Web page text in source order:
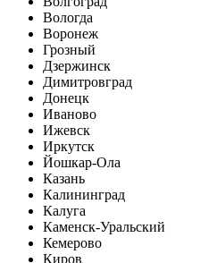
Вологда
Воронеж
Грозный
Дзержинск
Димитровград
Донецк
Иваново
Ижевск
Иркутск
Йошкар-Ола
Казань
Калининград
Калуга
Каменск-Уральский
Кемерово
Киров